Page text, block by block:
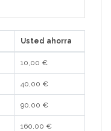
Usted ahorra
10,00 €
40,00 €
90,00 €
160,00 €